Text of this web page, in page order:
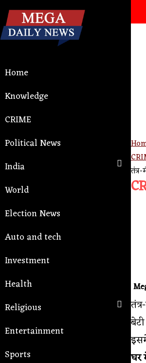
Home
Knowledge
CRIME
Political News
India
World
Election News
Auto and tech
Investment
Health
Religious
Entertainment
Sports
घर